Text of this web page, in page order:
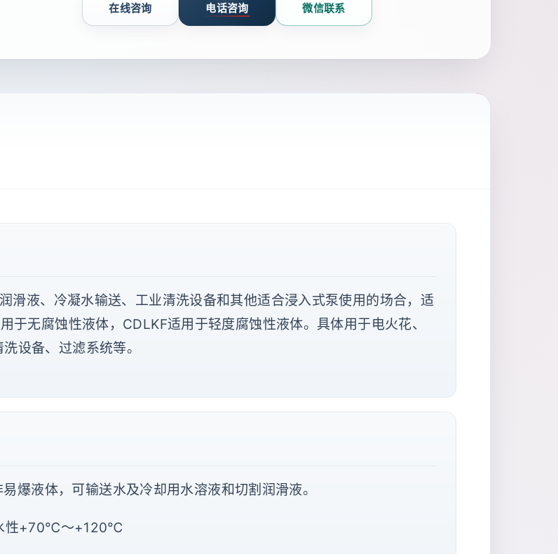
在线咨询 电话咨询 微信联系
滑液、冷凝水输送、工业清洗设备和其他适合浸入式泵使用的场合，适
于无腐蚀性液体，CDLKF适用于轻度腐蚀性液体。具体用于电火花、
设备、过滤系统等。
爆液体，可输送水及冷却用水溶液和切割润滑液。
性+70℃～+120℃